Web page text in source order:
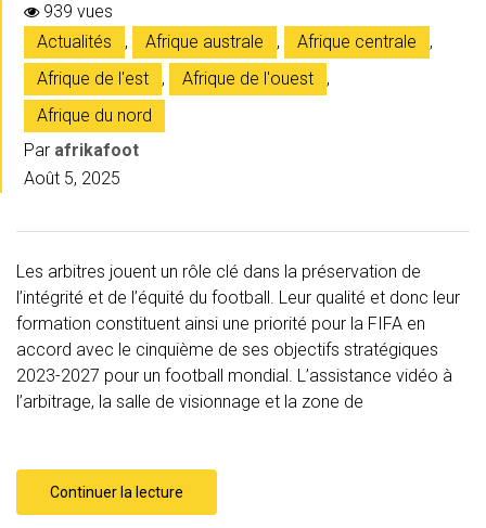
939 vues
Actualités
, Afrique australe , Afrique centrale
,
Afrique de l'est
, Afrique de l'ouest
,
Afrique du nord
Par afrikafoot
Août 5, 2025
Les arbitres jouent un rôle clé dans la préservation de
l’intégrité et de l’équité du football. Leur qualité et donc leur
formation constituent ainsi une priorité pour la FIFA en
accord avec le cinquième de ses objectifs stratégiques
2023-2027 pour un football mondial. L’assistance vidéo à
l’arbitrage, la salle de visionnage et la zone de
Continuer la lecture